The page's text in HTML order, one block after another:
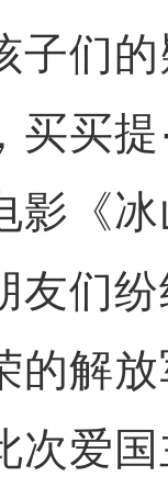
子们
买提·
影《
友们
的解
爱国